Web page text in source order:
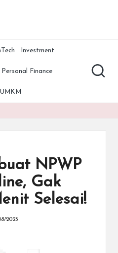
Investment
Personal Finance
UMKM
NPWP
Gak
Selesai!
2023